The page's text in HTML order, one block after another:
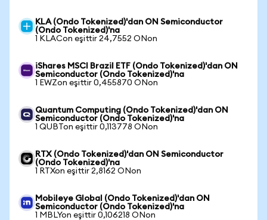
KLA (Ondo Tokenized)'dan ON Semiconductor
(Ondo Tokenized)'na
1 KLACon eşittir 24,7552 ONon
iShares MSCI Brazil ETF (Ondo Tokenized)'dan ON
Semiconductor (Ondo Tokenized)'na
1 EWZon eşittir 0,455870 ONon
Quantum Computing (Ondo Tokenized)'dan ON
Semiconductor (Ondo Tokenized)'na
1 QUBTon eşittir 0,113778 ONon
RTX (Ondo Tokenized)'dan ON Semiconductor
(Ondo Tokenized)'na
1 RTXon eşittir 2,8162 ONon
Mobileye Global (Ondo Tokenized)'dan ON
Semiconductor (Ondo Tokenized)'na
1 MBLYon eşittir 0,106218 ONon